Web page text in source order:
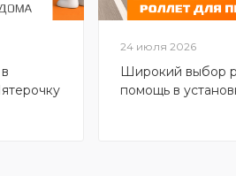
24 июля 2026
Широкий выбор
помощь в